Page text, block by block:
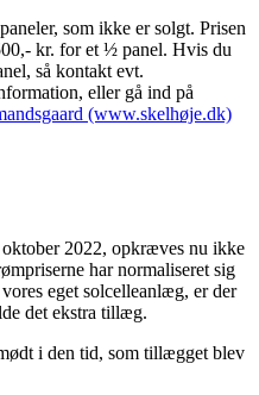
som ikke er solgt. Prisen
kr. for et ½ panel. Hvis du
så kontakt evt.
eller gå ind på
(www.skelhøje.dk)
2022, opkræves nu ikke
har normaliseret sig
eget solcelleanlæg, er der
det ekstra tillæg.
i den tid, som tillægget blev